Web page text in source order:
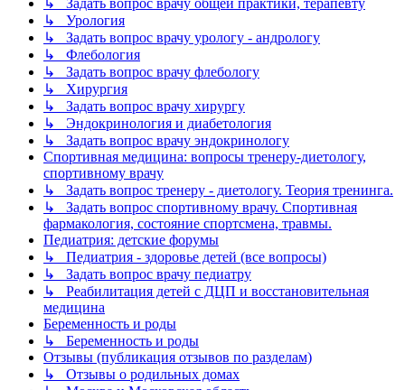
↳ Задать вопрос врачу общей практики, терапевту
↳ Урология
↳ Задать вопрос врачу урологу - андрологу
↳ Флебология
↳ Задать вопрос врачу флебологу
↳ Хирургия
↳ Задать вопрос врачу хирургу
↳ Эндокринология и диабетология
↳ Задать вопрос врачу эндокринологу
Спортивная медицина: вопросы тренеру-диетологу,
спортивному врачу
↳ Задать вопрос тренеру - диетологу. Теория тренинга.
↳ Задать вопрос спортивному врачу. Спортивная
фармакология, состояние спортсмена, травмы.
Педиатрия: детские форумы
↳ Педиатрия - здоровье детей (все вопросы)
↳ Задать вопрос врачу педиатру
↳ Реабилитация детей с ДЦП и восстановительная
медицина
Беременность и роды
↳ Беременность и роды
Отзывы (публикация отзывов по разделам)
↳ Отзывы о родильных домах